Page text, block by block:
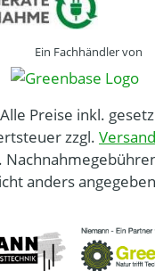
Ein Fachhändler von
Preise inkl.
zzgl.
anders